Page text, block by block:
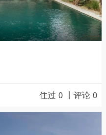
住过 0 丨评论 0